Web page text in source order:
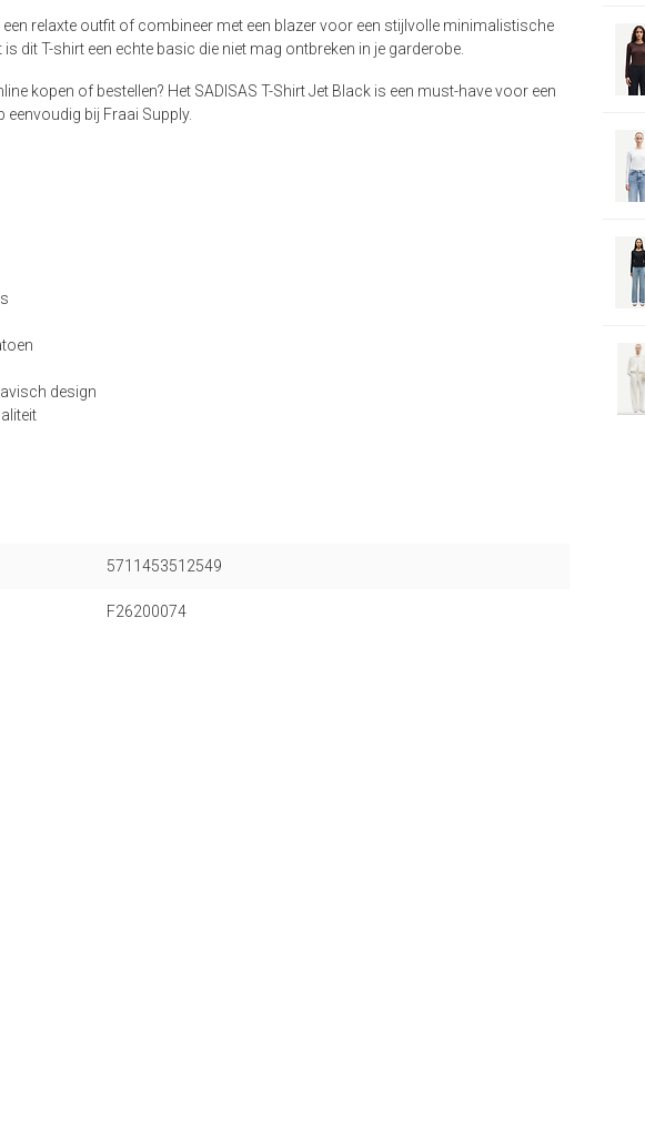
relaxte outfit of combineer met een blazer voor een stijlvolle minimalistische
dit T-shirt een echte basic die niet mag ontbreken in je garderobe.
kopen of bestellen? Het SADISAS T-Shirt Jet Black is een must-have voor een
bij Fraai Supply.
design
5711453512549
F26200074